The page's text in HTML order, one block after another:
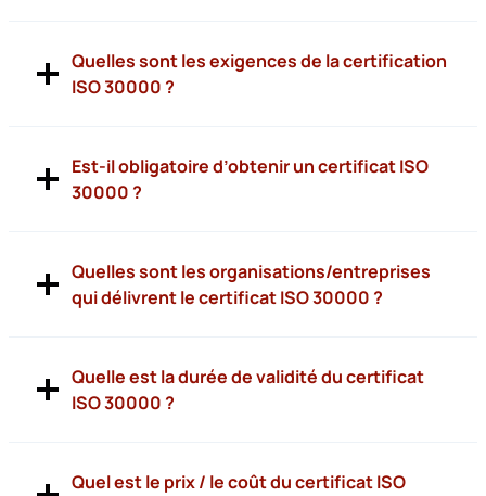
Quelles sont les exigences de la certification
ISO 30000 ?
Est-il obligatoire d’obtenir un certificat ISO
30000 ?
Quelles sont les organisations/entreprises
qui délivrent le certificat ISO 30000 ?
Quelle est la durée de validité du certificat
ISO 30000 ?
Quel est le prix / le coût du certificat ISO